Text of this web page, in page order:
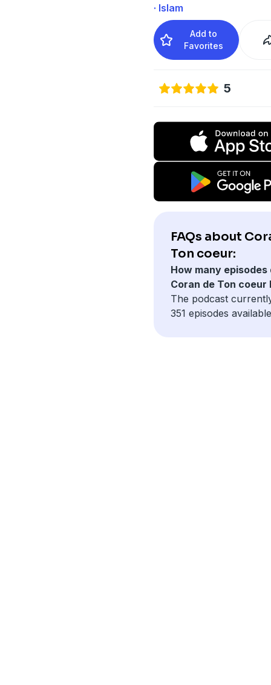
· Islam
Add to
Favorites
5
FAQs about
Ton coeur:
How many episodes
Coran de Ton coeur
The podcast
351 episodes